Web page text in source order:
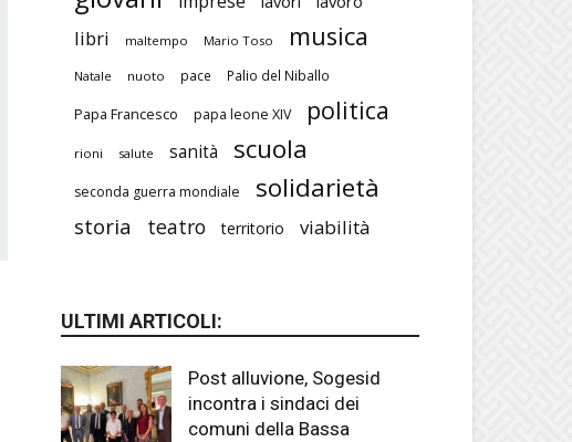
libri maltempo Mario Toso musica
Natale nuoto pace Palio del Niballo
Papa Francesco papa leone XIV politica
rioni salute sanità scuola
seconda guerra mondiale solidarietà
storia teatro territorio viabilità
ULTIMI ARTICOLI:
Post alluvione, Sogesid
incontra i sindaci dei
comuni della Bassa